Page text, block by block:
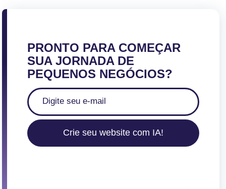
PRONTO PARA COMEÇAR
SUA JORNADA DE
PEQUENOS NEGÓCIOS?
Crie seu website com IA!